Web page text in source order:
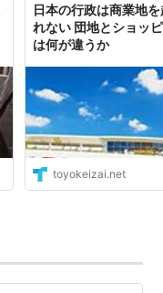
日本の行政は商業地
れない 団地とショッ
は何が違うか
toyokeizai.net